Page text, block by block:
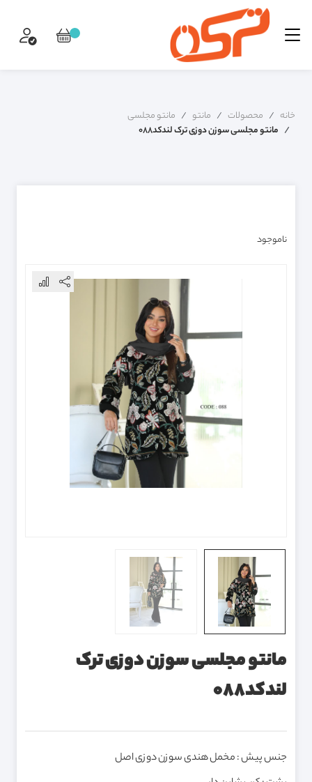
خانه محصولات مانتو
مانتو مجلسی
مانتو مجلسی سوزن دوزی ترک لندکد088
ناموجود
مانتو مجلسی سوزن دوزی ترک
لندکد088
جنس پیش : مخمل هندی سوزن دوزی اصل